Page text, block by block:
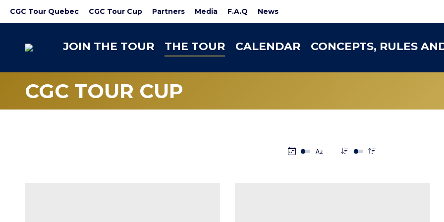
CGC Tour Quebec CGC Tour Cup Partners Media F.A.Q News
JOIN THE TOUR THE TOUR CALENDAR CONCEPTS, RULES
CGC TOUR CUP